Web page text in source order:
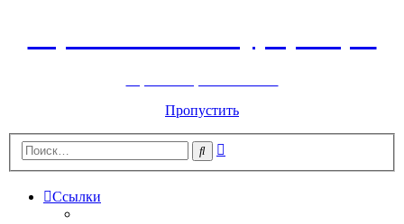
Пропустить
Поиск
Ссылки